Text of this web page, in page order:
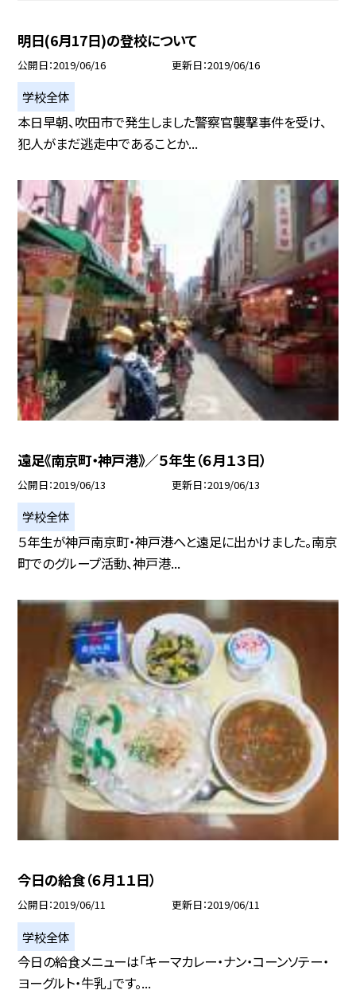
明日(6月17日)の登校について
公開日 2019/06/16 更新日 2019/06/16
学校全体
本日早朝、吹田市で発生しました警察官襲撃事件を受け、
犯人がまだ逃走中であることか...
遠足《南京町・神戸港》／５年生（６月１３日）
公開日 2019/06/13 更新日 2019/06/13
学校全体
５年生が神戸南京町・神戸港へと遠足に出かけました。南京
町でのグループ活動、神戸港...
今日の給食（６月１１日）
公開日 2019/06/11 更新日 2019/06/11
学校全体
今日の給食メニューは「キーマカレー・ナン・コーンソテー・
ヨーグルト・牛乳」です。...